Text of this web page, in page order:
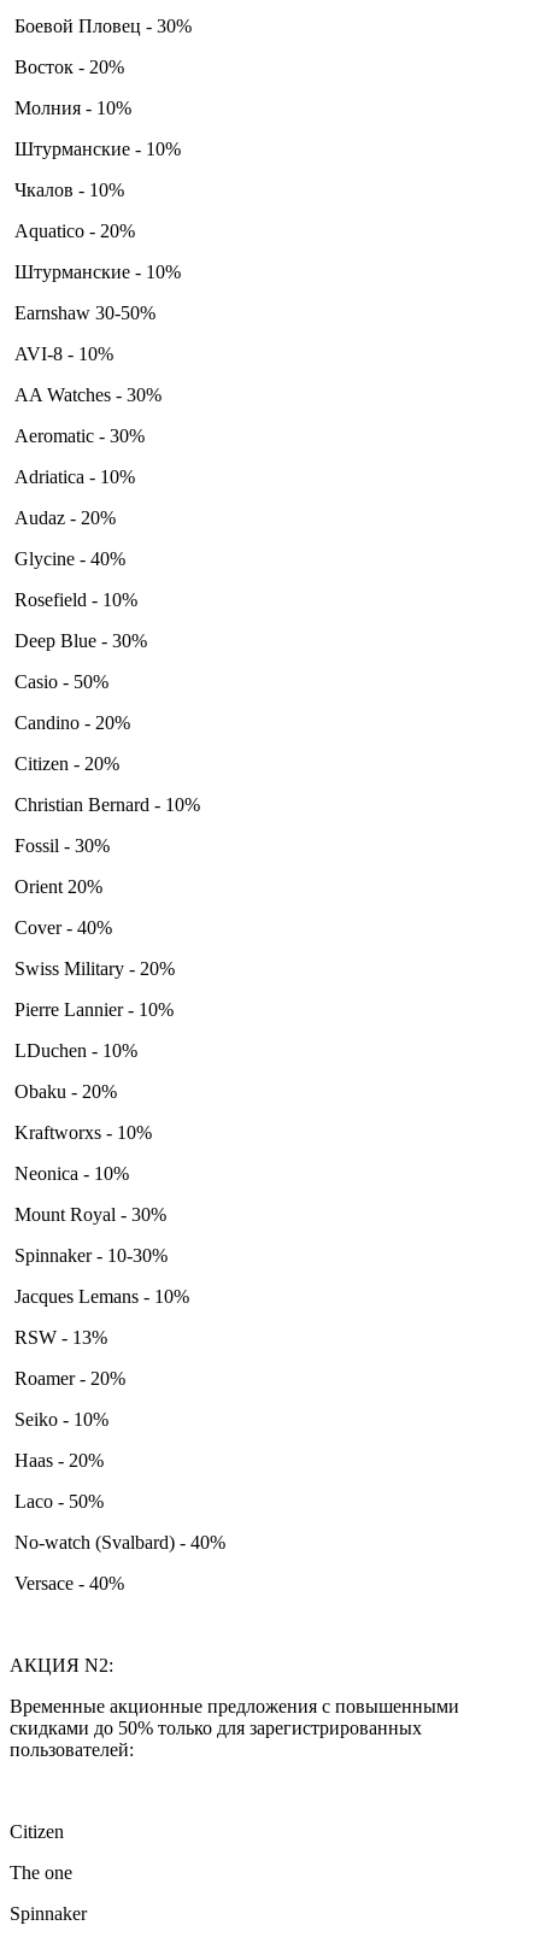
Боевой Пловец - 30%
Восток - 20%
Молния - 10%
Штурманские - 10%
Чкалов - 10%
Aquatico - 20%
Штурманские - 10%
Earnshaw 30-50%
AVI-8 - 10%
AA Watches - 30%
Aeromatic - 30%
Adriatica - 10%
Audaz - 20%
Glycine - 40%
Rosefield - 10%
Deep Blue - 30%
Casio - 50%
Candino - 20%
Citizen - 20%
Christian Bernard - 10%
Fossil - 30%
Orient 20%
Cover - 40%
Swiss Military - 20%
Pierre Lannier - 10%
LDuchen - 10%
Obaku - 20%
Kraftworxs - 10%
Neonica - 10%
Mount Royal - 30%
Spinnaker - 10-30%
Jacques Lemans - 10%
RSW - 13%
Roamer - 20%
Seiko - 10%
Haas - 20%
Laco - 50%
No-watch (Svalbard) - 40%
Versace - 40%
АКЦИЯ N2:
Временные акционные предложения с повышенными
скидками до 50% только для зарегистрированных
пользователей:
Citizen
The one
Spinnaker